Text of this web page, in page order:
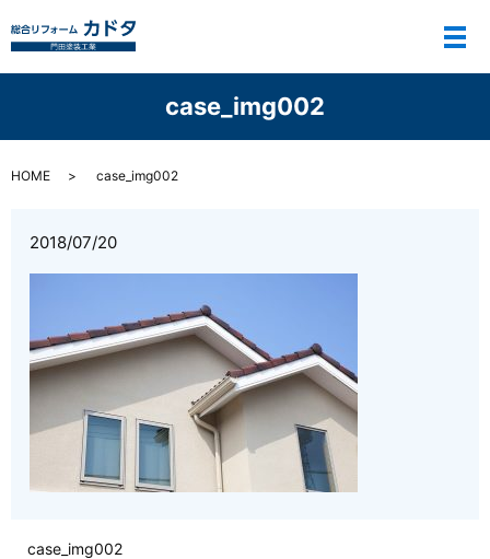
メ
case_img002
HOME case_img002
2018/07/20
case_img002